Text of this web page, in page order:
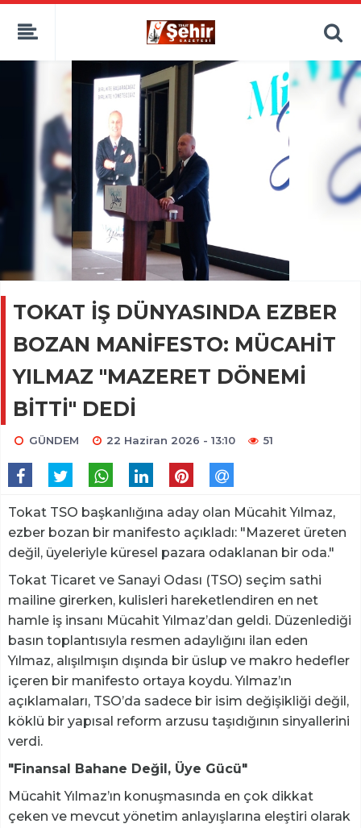
TOKAT İŞ DÜNYASINDA EZBER
BOZAN MANİFESTO: MÜCAHİT
YILMAZ "MAZERET DÖNEMİ
BİTTİ" DEDİ
GÜNDEM 22 Haziran 2026 - 13:10 51
Tokat TSO başkanlığına aday olan Mücahit Yılmaz,
ezber bozan bir manifesto açıkladı: "Mazeret üreten
değil, üyeleriyle küresel pazara odaklanan bir oda."
Tokat Ticaret ve Sanayi Odası (TSO) seçim sathi
mailine girerken, kulisleri hareketlendiren en net
hamle iş insanı Mücahit Yılmaz’dan geldi. Düzenlediği
basın toplantısıyla resmen adaylığını ilan eden
Yılmaz, alışılmışın dışında bir üslup ve makro hedefler
içeren bir manifesto ortaya koydu. Yılmaz’ın
açıklamaları, TSO’da sadece bir isim değişikliği değil,
köklü bir yapısal reform arzusu taşıdığının sinyallerini
verdi.
"Finansal Bahane Değil, Üye Gücü"
Mücahit Yılmaz’ın konuşmasında en çok dikkat
çeken ve mevcut yönetim anlayışlarına eleştiri olarak